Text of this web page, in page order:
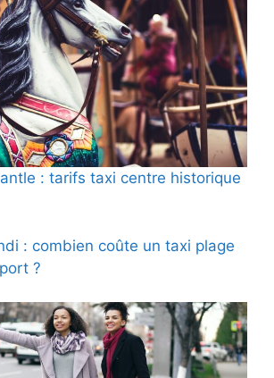
: tarifs taxi centre historique
: combien coûte un taxi plage
?